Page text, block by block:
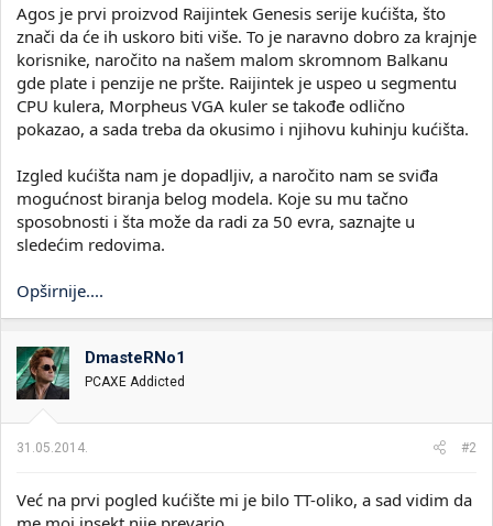
Agos je prvi proizvod Raijintek Genesis serije kućišta, što
znači da će ih uskoro biti više. To je naravno dobro za krajnje
korisnike, naročito na našem malom skromnom Balkanu
gde plate i penzije ne pršte. Raijintek je uspeo u segmentu
CPU kulera, Morpheus VGA kuler se takođe odlično
pokazao, a sada treba da okusimo i njihovu kuhinju kućišta.
Izgled kućišta nam je dopadljiv, a naročito nam se sviđa
mogućnost biranja belog modela. Koje su mu tačno
sposobnosti i šta može da radi za 50 evra, saznajte u
sledećim redovima.
Opširnije....
DmasteRNo1
PCAXE Addicted
31.05.2014. #2
Već na prvi pogled kućište mi je bilo TT-oliko, a sad vidim da